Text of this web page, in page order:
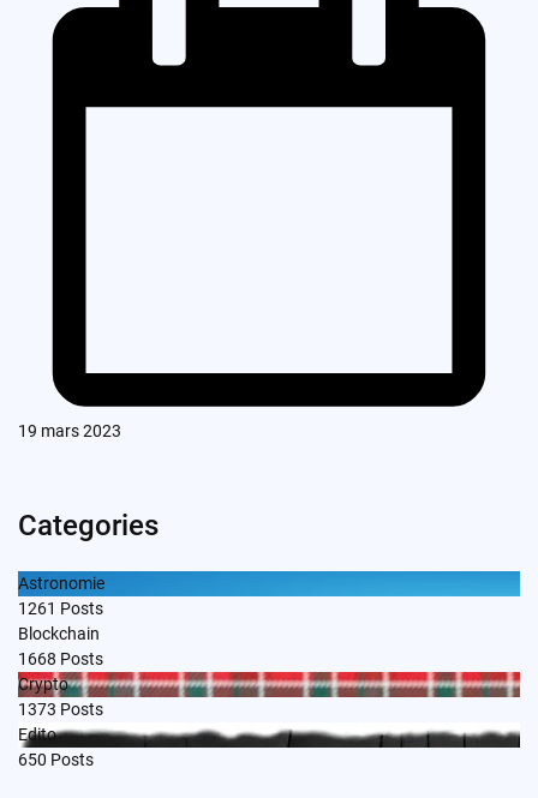
19 mars 2023
Categories
Astronomie
1261 Posts
Blockchain
1668 Posts
Crypto
1373 Posts
Edito
650 Posts